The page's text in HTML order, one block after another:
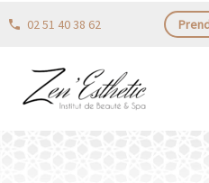
02 51 40 38 62